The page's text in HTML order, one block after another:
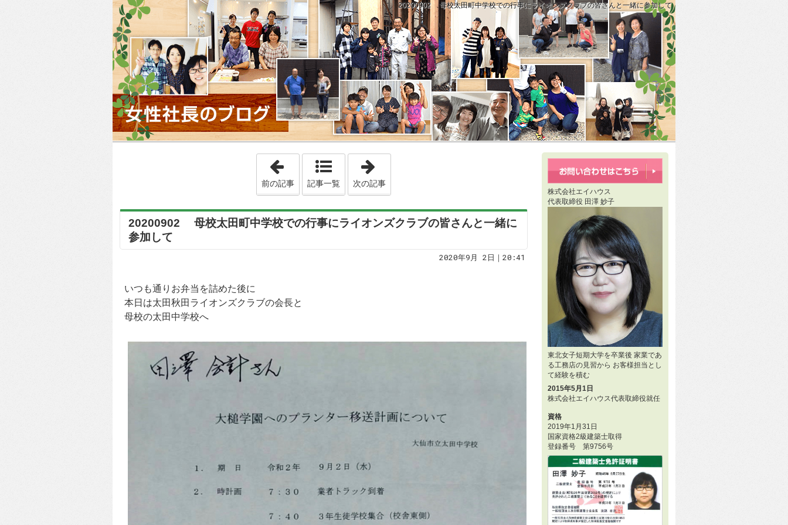
20200902 母校太田町中学校での行事にライオンズクラブの皆さんと一緒に参加して
「20200901 防災の日、地盤調査、固定資産税調査、最終金ご入金、お引渡し前打ち合わせ」
前の記事 記事一覧
「20200903 こっそりおススメしたくなる、見えなくなるところにもヒト手間かけた家づくり」
次の記事
20200902 母校太田町中学校での行事にライオンズクラブの皆さんと一緒に
参加して
2020年9月 2日｜20:41
いつも通りお弁当を詰めた後に
本日は太田秋田ライオンズクラブの会長と
母校の太田中学校へ
株式会社エイハウス
代表取締役 田澤 妙子
東北女子短期大学を卒業後 家業であ
る工務店の見習から お客様担当とし
て経験を積む
2015年5月1日
株式会社エイハウス代表取締役就任
資格
2019年1月31日
国家資格2級建築士取得
登録番号 第9756号